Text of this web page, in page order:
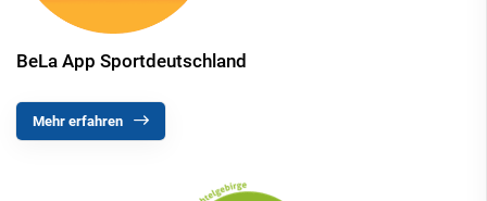
BeLa App Sportdeutschland
Mehr erfahren